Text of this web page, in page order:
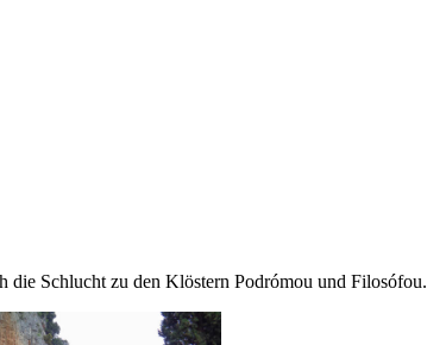
die Schlucht zu den Klöstern Podrómou und Filosófou.